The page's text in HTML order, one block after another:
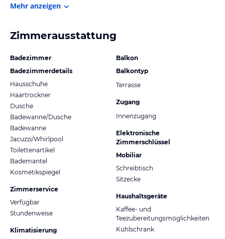
Mehr anzeigen
Zimmerausstattung
Badezimmer
Badezimmerdetails
Hausschuhe
Haartrockner
Dusche
Badewanne/Dusche
Badewanne
Jacuzzi/Whirlpool
Toilettenartikel
Bademantel
Kosmetikspiegel
Zimmerservice
Verfügbar
Stundenweise
Klimatisierung
Balkon
Balkontyp
Terrasse
Zugang
Innenzugang
Elektronische
Zimmerschlüssel
Mobiliar
Schreibtisch
Sitzecke
Haushaltsgeräte
Kaffee- und
Teezubereitungsmöglichkeiten
Kühlschrank